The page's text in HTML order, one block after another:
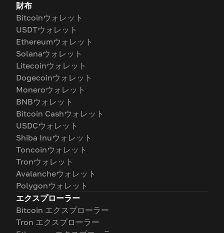
財布
Bitcoinウォレット
USDTウォレット
Ethereumウォレット
Solanaウォレット
Litecoinウォレット
Dogecoinウォレット
Moneroウォレット
BNBウォレット
Bitcoin Cashウォレット
USDCウォレット
Shiba Inuウォレット
Toncoinウォレット
Tronウォレット
Avalancheウォレット
Polygonウォレット
エクスプローラー
Bitcoin エクスプローラー
Tron エクスプローラー